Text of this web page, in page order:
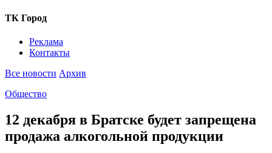
ТК Город
Реклама
Контакты
Все новости Архив
Общество
12 декабря в Братске будет запрещена
продажа алкогольной продукции